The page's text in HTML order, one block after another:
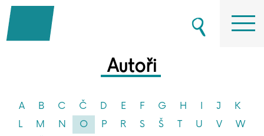
Autoři
A B C Č D E F G H I J
K
L
M N O P R S Š T U V
W